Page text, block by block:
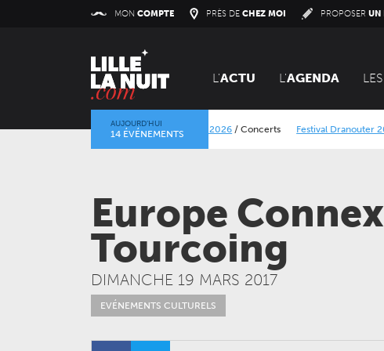
MON COMPTE PRÈS DE CHEZ MOI PROPOSERUN
L'ACTU L'AGENDA LES
AUJOURD’HUI
14 ÉVÉNEMENTS
Lokerse Feesten 2026/Concerts Festival Dranouter 2026
Europe
Tourcoing
DIMANCHE 19 MARS 2017
EVÉNEMENTS CULTURELS